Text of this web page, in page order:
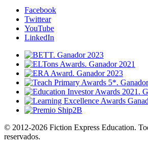
Facebook
Twittear
YouTube
LinkedIn
© 2012-2026 Fiction Express Education.
reservados.